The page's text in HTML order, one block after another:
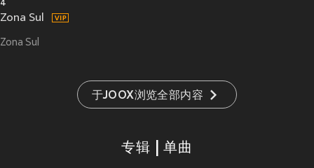
4
Zona Sul
Zona Sul
于JOOX浏览全部内容
专辑 | 单曲